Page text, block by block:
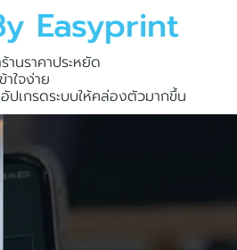
Easyprint
นราคาประหยัด
ใจง่าย
ปเกรดระบบให้คล่องตัวมากขึ้น